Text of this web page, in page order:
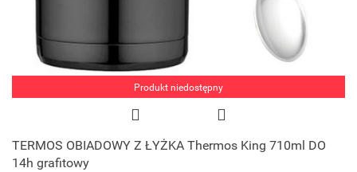
Produkt niedostępny
TERMOS OBIADOWY Z ŁYŻKA Thermos King 710ml DO
14h grafitowy